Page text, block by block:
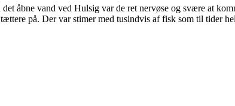
åbne vand ved Hulsig var de ret nervøse og svære at
på. Der var stimer med tusindvis af fisk som til tider